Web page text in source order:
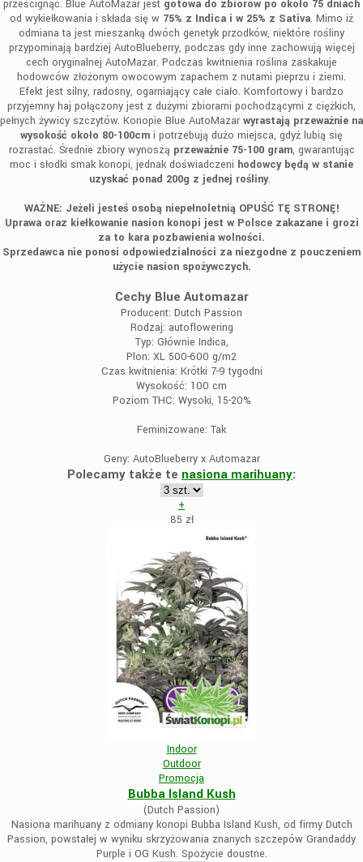
prześcignąć. Blue AutoMazar jest gotowa do zbiorów po około 75 dniach
od wykiełkowania i składa się w 75% z Indica i w 25% z Sativa. Mimo iż
odmiana ta jest mieszanką dwóch genetyk przodków, niektóre rośliny
przypominają bardziej AutoBlueberry, podczas gdy inne zachowują więcej
cech oryginalnej AutoMazar. Podczas kwitnienia roślina zaskakuje
hodowców złożonym owocowym zapachem z nutami pieprzu i ziemi.
Efekt jest silny, radosny, ogarniający całe ciało. Komfortowy i bardzo
przyjemny haj połączony jest z dużymi zbiorami pochodzącymi z ciężkich,
pełnych żywicy szczytów. Konopie Blue AutoMazar wyrastają przeważnie na
wysokość około 80-100cm i potrzebują dużo miejsca, gdyż lubią się
rozrastać. Średnie zbiory wynoszą przeważnie 75-100 gram, gwarantując
moc i słodki smak konopi, jednak doświadczeni hodowcy będą w stanie
uzyskać ponad 200g z jednej rośliny.
WAŻNE: Jeżeli jesteś osobą niepełnoletnią OPUŚĆ TĘ STRONĘ!
Uprawa oraz kiełkowanie nasion konopi jest w Polsce zakazane i grozi
za to kara pozbawienia wolności.
Sprzedawca nie ponosi odpowiedzialności za niezgodne z pouczeniem
użycie nasion spożywczych.
Cechy Blue Automazar
Producent: Dutch Passion
Rodzaj: autoflowering
Typ: Głównie Indica,
Plon: XL 500-600 g/m2
Czas kwitnienia: Krótki 7-9 tygodni
Wysokość: 100 cm
Poziom THC: Wysoki, 15-20%
Feminizowane: Tak
Geny: AutoBlueberry x Automazar
Polecamy także te nasiona marihuany:
+
85 zł
Indoor
Outdoor
Promocja
Bubba Island Kush
(Dutch Passion)
Nasiona marihuany z odmiany konopi Bubba Island Kush, od firmy Dutch
Passion, powstałej w wyniku skrzyżowania znanych szczepów Grandaddy
Purple i OG Kush. Spożycie doustne.